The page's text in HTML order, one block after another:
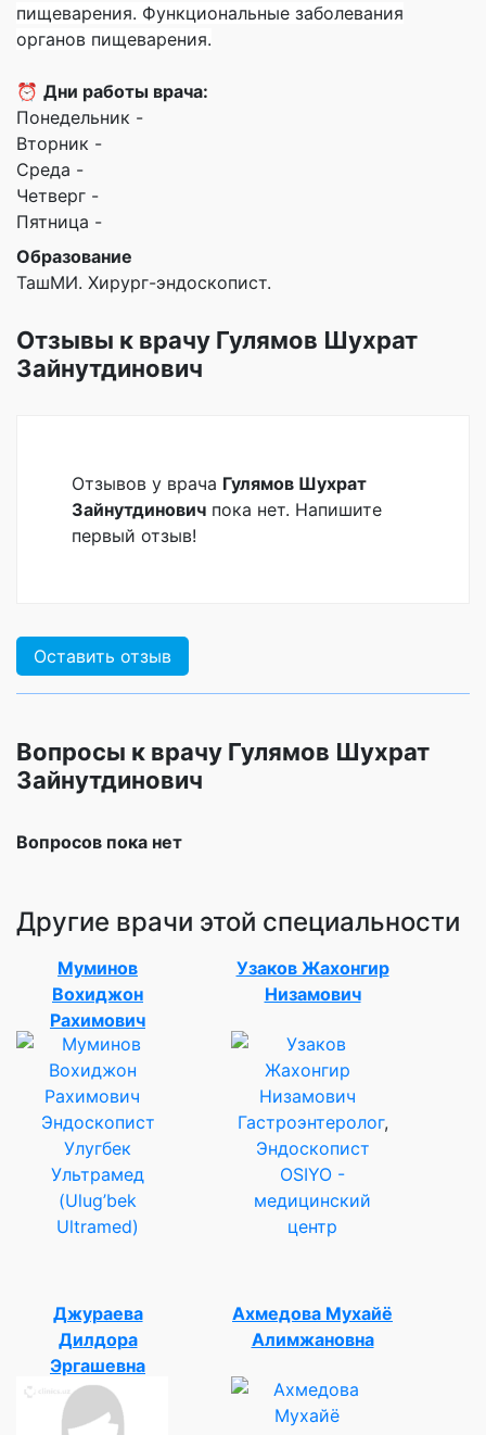
пищеварения. Функциональные заболевания
органов пищеварения.
⏰ Дни работы врача:
Понедельник -
Вторник -
Среда -
Четверг -
Пятница -
Образование
ТашМИ. Хирург-эндоскопист.
Отзывы к врачу Гулямов Шухрат
Зайнутдинович
Отзывов у врача Гулямов Шухрат
Зайнутдинович пока нет. Напишите
первый отзыв!
Оставить отзыв
Вопросы к врачу Гулямов Шухрат
Зайнутдинович
Вопросов пока нет
Другие врачи этой специальности
Муминов
Вохиджон
Рахимович
Эндоскопист
Улугбек
Ультрамед
(Ulug’bek
Ultramed)
Узаков Жахонгир
Низамович
Гастроэнтеролог,
Эндоскопист
OSIYO -
медицинский
центр
Джураева
Дилдора
Эргашевна
Ахмедова Мухайё
Алимжановна